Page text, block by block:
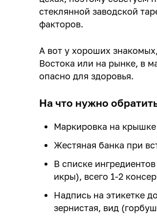
стеклянной заводской
факторов.
А вот у хороших
Востока или на рынке, в
опасно для здоровья.
На что нужно
Маркировка на
Жестяная банка при
В списке
икры), всего 1-2
Надпись на этикетке
зернистая, вид